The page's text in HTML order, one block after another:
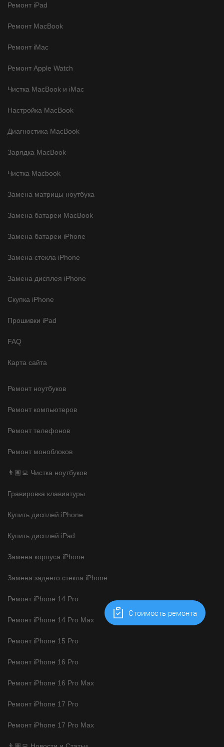
Ремонт iPad
Ремонт MacBook
Ремонт iMac
Ремонт Apple Watch
Чистка MacBook и iMac
Настройка MacBook
Диагностика MacBook
Зарядка MacBook
Чистка Macbook
Замена матрицы ноутбука
Замена батареи MacBook
Замена батареи iPhone
Замена стекла iPhone
Замена дисплея iPhone
Скупка iPhone
Прошивки iPad
FAQ
Карта сайта
Ремонт ноутбуков
Ремонт компьютеров
Ремонт телефонов
Ремонт моноблоков
👨🏽‍💻 Чистка ноутбуков
Гравировка клавиатуры
Купить дисплей iPhone
Купить дисплей iPad
Замена корпуса iPhone
Замена заднего стекла iPhone
Ремонт iPhone 14 Pro
Ремонт iPhone 14 Pro Max
Ремонт iPhone 15 Pro
Ремонт iPhone 16 Pro
Ремонт iPhone 16 Pro Max
Ремонт iPhone 17 Pro
Ремонт iPhone 17 Pro Max
Cтоимость ремонта